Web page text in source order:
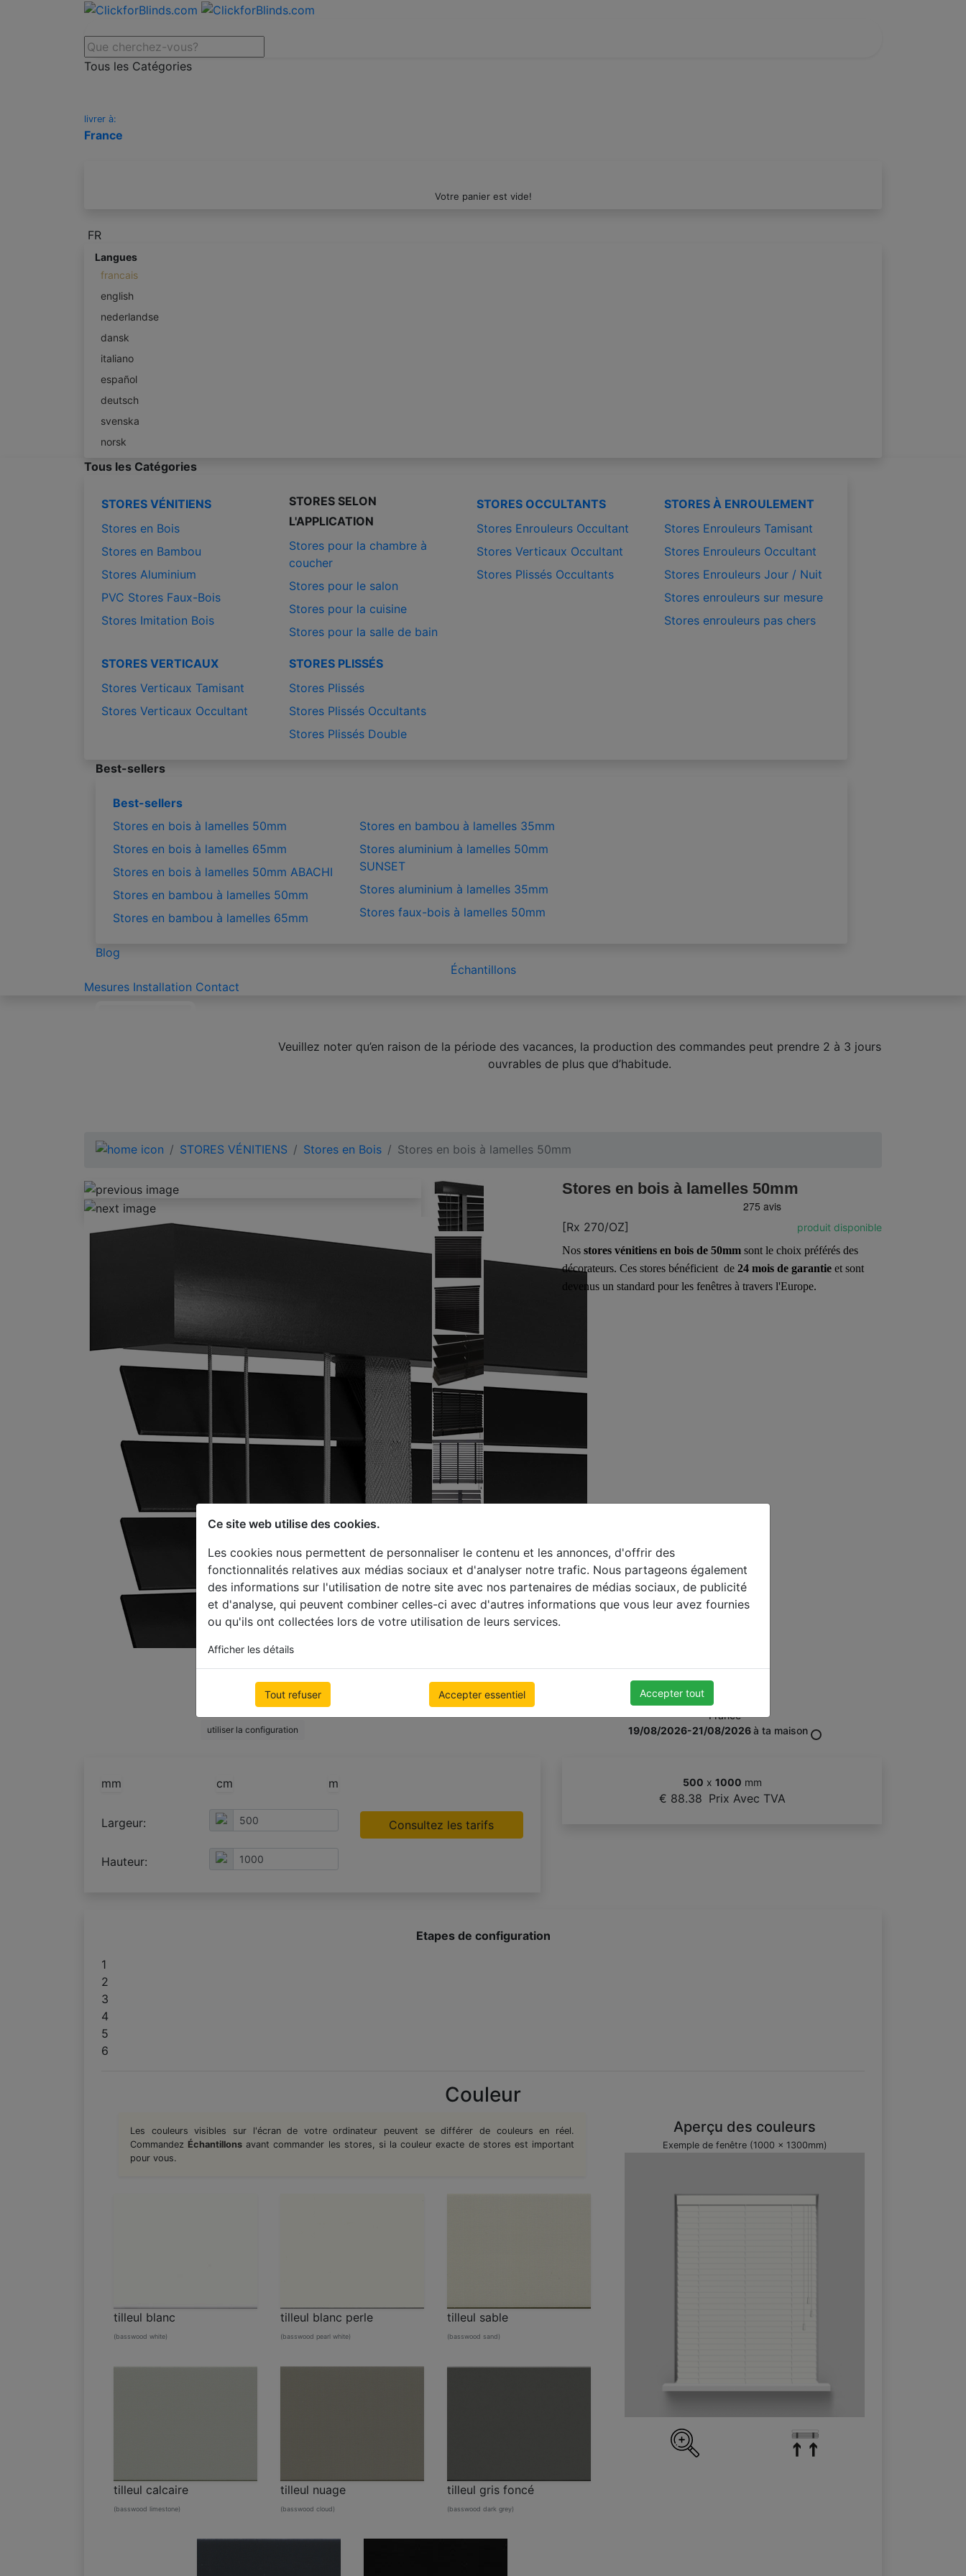
Ce site web utilise des cookies.
Les cookies nous permettent de personnaliser le contenu et les annonces, d'offrir des
fonctionnalités relatives aux médias sociaux et d'analyser notre trafic. Nous partageons également
des informations sur l'utilisation de notre site avec nos partenaires de médias sociaux, de publicité
et d'analyse, qui peuvent combiner celles-ci avec d'autres informations que vous leur avez fournies
ou qu'ils ont collectées lors de votre utilisation de leurs services.
Afficher les détails
Tout refuser Accepter essentiel Accepter tout
Tous les Catégories
livrer à:
France
Votre panier est vide!
FR
Langues
francais
english
nederlandse
dansk
italiano
español
deutsch
svenska
norsk
Tous les Catégories
STORES VÉNITIENS
Stores en Bois
Stores en Bambou
Stores Aluminium
PVC Stores Faux-Bois
Stores Imitation Bois
STORES SELON
L'APPLICATION
Stores pour la chambre à
coucher
Stores pour le salon
Stores pour la cuisine
Stores pour la salle de bain
STORES OCCULTANTS
Stores Enrouleurs Occultant
Stores Verticaux Occultant
Stores Plissés Occultants
STORES À ENROULEMENT
Stores Enrouleurs Tamisant
Stores Enrouleurs Occultant
Stores Enrouleurs Jour / Nuit
Stores enrouleurs sur mesure
Stores enrouleurs pas chers
STORES VERTICAUX
Stores Verticaux Tamisant
Stores Verticaux Occultant
STORES PLISSÉS
Stores Plissés
Stores Plissés Occultants
Stores Plissés Double
Best-sellers
Best-sellers
Stores en bois à lamelles 50mm
Stores en bois à lamelles 65mm
Stores en bois à lamelles 50mm ABACHI
Stores en bambou à lamelles 50mm
Stores en bambou à lamelles 65mm
Stores en bambou à lamelles 35mm
Stores aluminium à lamelles 50mm
SUNSET
Stores aluminium à lamelles 35mm
Stores faux-bois à lamelles 50mm
Blog
Échantillons
Mesures Installation Contact
Veuillez noter qu’en raison de la période des vacances, la production des commandes peut prendre 2 à 3 jours
ouvrables de plus que d’habitude.
STORES VÉNITIENS Stores en Bois Stores en bois à lamelles 50mm
utiliser la configuration
utiliser la configuration
utiliser la configuration
+1
Stores en bois à lamelles 50mm
[Rx 270/OZ]
produit disponible
Nos stores vénitiens en bois de 50mm sont le choix préférés des
décorateurs. Ces stores bénéficient de 24 mois de garantie et sont
devenus un standard pour les fenêtres à travers l'Europe.
France
19/08/2026-21/08/2026à ta maison
mm cm m
Largeur:
Hauteur:
Consultez les tarifs
500 x 1000 mm
€ 88.38 Prix Avec TVA
Etapes de configuration
1
2
3
4
5
6
Couleur
Les couleurs visibles sur l'écran de votre ordinateur peuvent se différer de couleurs en réel.
Commandez Échantillons avant commander les stores, si la couleur exacte de stores est important
pour vous.
tilleul blanc
(basswood white)
tilleul blanc perle
(basswood pearl white)
tilleul sable
(basswood sand)
tilleul calcaire
(basswood limestone)
tilleul nuage
(basswood cloud)
tilleul gris foncé
(basswood dark grey)
Aperçu des couleurs
Exemple de fenêtre (1000 x 1300mm)